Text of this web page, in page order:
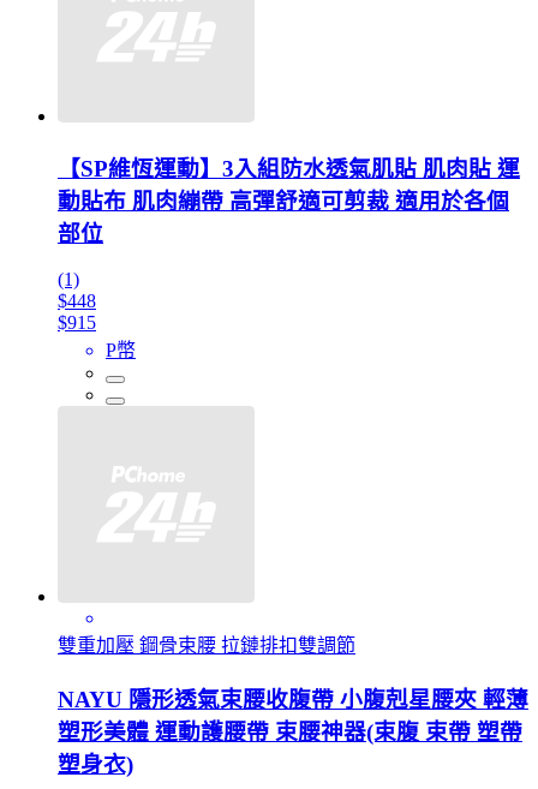
【SP維恆運動】3入組防水透氣肌貼 肌肉貼 運
動貼布 肌肉繃帶 高彈舒適可剪裁 適用於各個
部位
(1)
$448
$915
P幣
雙重加壓 鋼骨束腰 拉鏈排扣雙調節
NAYU 隱形透氣束腰收腹帶 小腹剋星腰夾 輕薄
塑形美體 運動護腰帶 束腰神器(束腹 束帶 塑帶
塑身衣)